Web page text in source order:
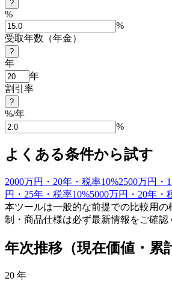
?
%
%
受取年数（年金）
?
年
年
割引率
?
%/年
%
よくある条件から試す
2000万円・ 20年・税率10%2500万円・
円・ 25年・税率10%5000万円・ 20年・
本ツールは一般的な前提での比較用の
制・商品仕様は必ず最新情報をご確認
年次推移（現在価値・累
20 年